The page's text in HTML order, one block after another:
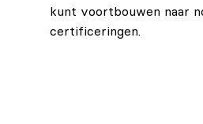
kunt voortbouwen naar
certificeringen.